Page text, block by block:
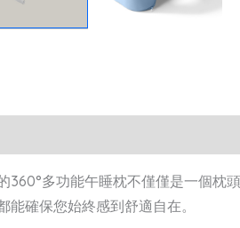
360°多功能午睡枕不僅僅是一個枕
能確保您始終感到舒適自在。